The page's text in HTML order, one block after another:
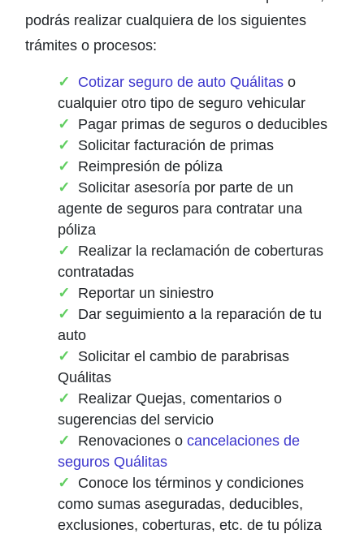
podrás realizar cualquiera de los siguientes
trámites o procesos:
Cotizar seguro de auto Quálitas o
cualquier otro tipo de seguro vehicular
Pagar primas de seguros o deducibles
Solicitar facturación de primas
Reimpresión de póliza
Solicitar asesoría por parte de un
agente de seguros para contratar una
póliza
Realizar la reclamación de coberturas
contratadas
Reportar un siniestro
Dar seguimiento a la reparación de tu
auto
Solicitar el cambio de parabrisas
Quálitas
Realizar Quejas, comentarios o
sugerencias del servicio
Renovaciones o cancelaciones de
seguros Quálitas
Conoce los términos y condiciones
como sumas aseguradas, deducibles,
exclusiones, coberturas, etc. de tu póliza